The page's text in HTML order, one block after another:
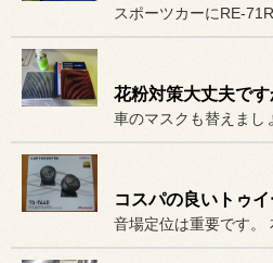
花粉対策大丈夫です
コスパの良いトゥイ